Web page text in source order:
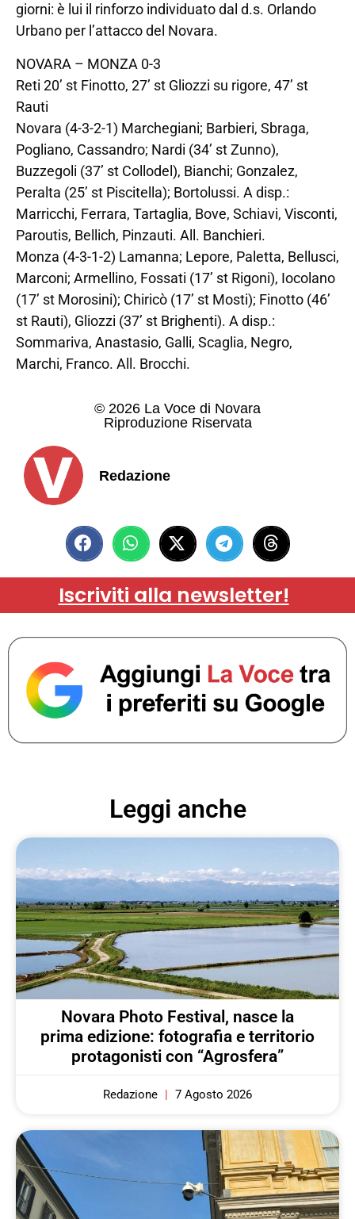
giorni: è lui il rinforzo individuato dal d.s. Orlando
Urbano per l’attacco del Novara.
NOVARA – MONZA 0-3
Reti 20’ st Finotto, 27’ st Gliozzi su rigore, 47’ st
Rauti
Novara (4-3-2-1) Marchegiani; Barbieri, Sbraga,
Pogliano, Cassandro; Nardi (34’ st Zunno),
Buzzegoli (37’ st Collodel), Bianchi; Gonzalez,
Peralta (25’ st Piscitella); Bortolussi. A disp.:
Marricchi, Ferrara, Tartaglia, Bove, Schiavi, Visconti,
Paroutis, Bellich, Pinzauti. All. Banchieri.
Monza (4-3-1-2) Lamanna; Lepore, Paletta, Bellusci,
Marconi; Armellino, Fossati (17’ st Rigoni), Iocolano
(17’ st Morosini); Chiricò (17’ st Mosti); Finotto (46’
st Rauti), Gliozzi (37’ st Brighenti). A disp.:
Sommariva, Anastasio, Galli, Scaglia, Negro,
Marchi, Franco. All. Brocchi.
© 2026 La Voce di Novara
Riproduzione Riservata
Redazione
Iscriviti alla newsletter!
Leggi anche
Novara Photo Festival, nasce la
prima edizione: fotografia e territorio
protagonisti con “Agrosfera”
Redazione 7 Agosto 2026